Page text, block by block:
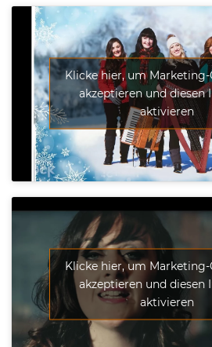
Klicke hier, um Marketing-
akzeptieren und diesen
aktivieren
Klicke hier, um Marketing-
akzeptieren und diesen
aktivieren